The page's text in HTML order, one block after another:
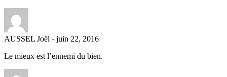
AUSSEL Joël - juin 22, 2016
Le mieux est l’ennemi du bien.